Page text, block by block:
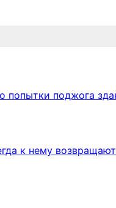
попытки поджога
к нему